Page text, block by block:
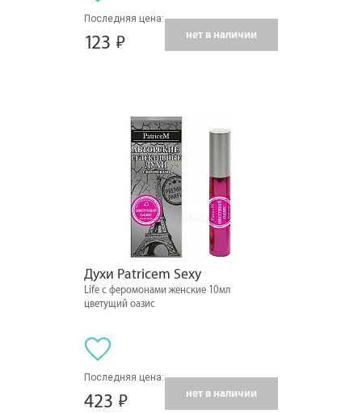
Последняя цена:
123 нет в наличии
Духи Patricem Sexy
Life с феромонами женские 10мл
цветущий оазис
Последняя цена:
423 нет в наличии